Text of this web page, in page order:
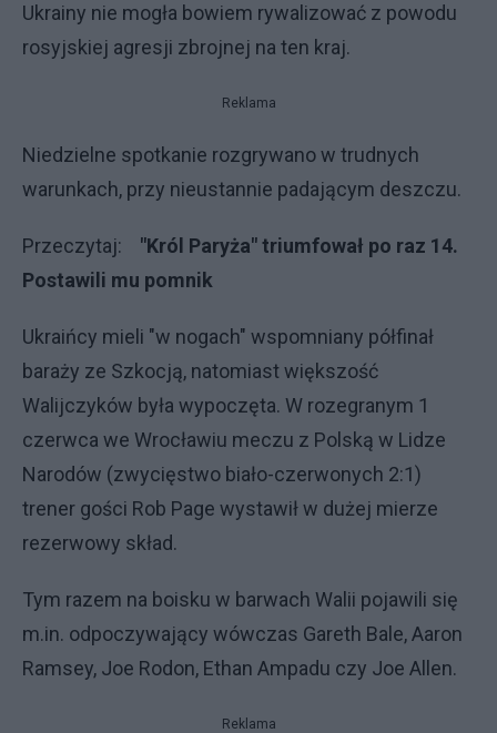
Ukrainy nie mogła bowiem rywalizować z powodu
rosyjskiej agresji zbrojnej na ten kraj.
Reklama
Niedzielne spotkanie rozgrywano w trudnych
warunkach, przy nieustannie padającym deszczu.
Przeczytaj: "Król Paryża" triumfował po raz 14.
Postawili mu pomnik
Ukraińcy mieli "w nogach" wspomniany półfinał
baraży ze Szkocją, natomiast większość
Walijczyków była wypoczęta. W rozegranym 1
czerwca we Wrocławiu meczu z Polską w Lidze
Narodów (zwycięstwo biało-czerwonych 2:1)
trener gości Rob Page wystawił w dużej mierze
rezerwowy skład.
Tym razem na boisku w barwach Walii pojawili się
m.in. odpoczywający wówczas Gareth Bale, Aaron
Ramsey, Joe Rodon, Ethan Ampadu czy Joe Allen.
Reklama